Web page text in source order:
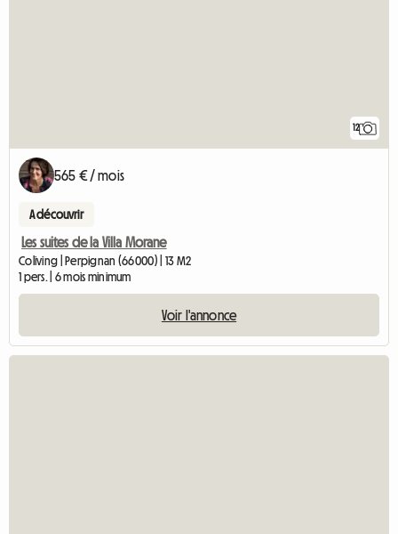
12
565 € / mois
A découvrir
Les suites de la Villa Morane
Coliving | Perpignan (66000) | 13 M2
1 pers. | 6 mois minimum
Voir l'annonce